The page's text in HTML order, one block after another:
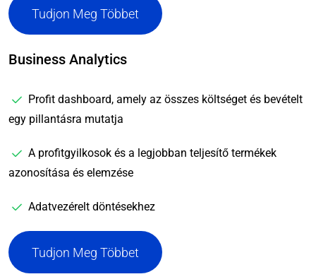
Tudjon Meg Többet
Business Analytics
Profit dashboard, amely az összes költséget és bevételt
egy pillantásra mutatja
A profitgyilkosok és a legjobban teljesítő termékek
azonosítása és elemzése
Adatvezérelt döntésekhez
Tudjon Meg Többet